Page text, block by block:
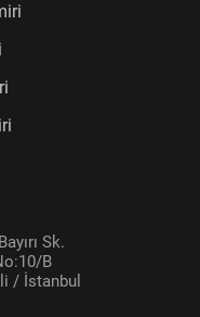
Sk.
B
/ İstanbul